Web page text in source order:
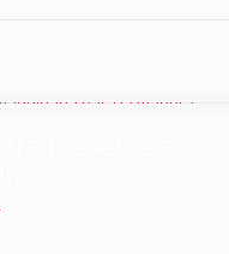
presente en